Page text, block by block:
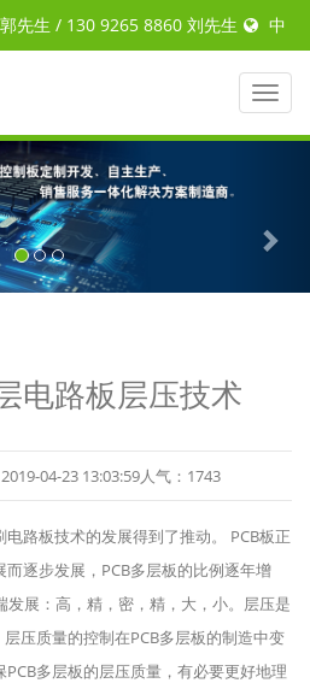
先生 / 130 9265 8860 刘先生 中
ENGLISH
Toggle
电路板层压技术
04-23 13:03:59人气：1743
路板技术的发展得到了推动。 PCB板正
逐步发展，PCB多层板的比例逐年增
发展：高，精，密，精，大，小。层压是
压质量的控制在PCB多层板的制造中变
多层板的层压质量，有必要更好地理